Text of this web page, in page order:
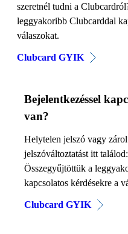
szeretnél tudni a
leggyakoribb Clubcarddal
válaszokat.
Clubcard GYIK
Bejelentkezéssel
van?
Helytelen jelszó vagy
jelszóváltoztatást itt találod:
Összegyűjtöttük a
kapcsolatos kérdésekre a
Clubcard GYIK